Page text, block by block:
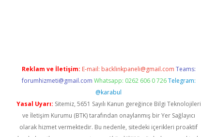
Reklam ve İletişim: E-mail: backlinkpaneli@gmail.com Teams:
forumhizmeti@gmail.com Whatsapp: 0262 606 0 726 Telegram:
@karabul
Yasal Uyarı: Sitemiz, 5651 Sayılı Kanun gereğince Bilgi Teknolojileri
ve İletişim Kurumu (BTK) tarafından onaylanmış bir Yer Sağlayıcı
olarak hizmet vermektedir. Bu nedenle, sitedeki içerikleri proaktif